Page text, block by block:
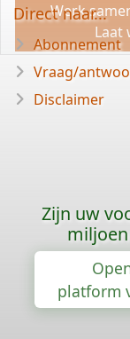
Werk
Laat
Direct naar...
Abonnement
Vraag/
Disclaimer
Zijn uw
platform